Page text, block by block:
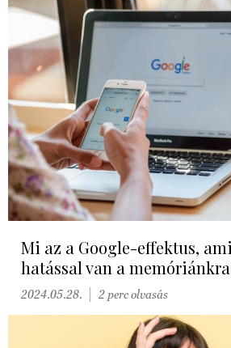
Mi az a Google-effektus,
hatással van a
2024.05.28. 2 perc olvasás